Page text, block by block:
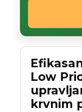
Low
krvnim